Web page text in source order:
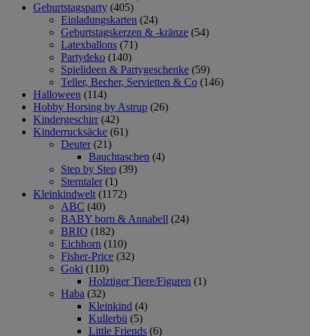
Geburtstagsparty (405)
Einladungskarten (24)
Geburtstagskerzen & -kränze (54)
Latexballons (71)
Partydeko (140)
Spielideen & Partygeschenke (59)
Teller, Becher, Servietten & Co (146)
Halloween (114)
Hobby Horsing by Astrup (26)
Kindergeschirr (42)
Kinderrucksäcke (61)
Deuter (21)
Bauchtaschen (4)
Step by Step (39)
Sterntaler (1)
Kleinkindwelt (1172)
ABC (40)
BABY born & Annabell (24)
BRIO (182)
Eichhorn (110)
Fisher-Price (32)
Goki (110)
Holztiger Tiere/Figuren (1)
Haba (32)
Kleinkind (4)
Kullerbü (5)
Little Friends (6)